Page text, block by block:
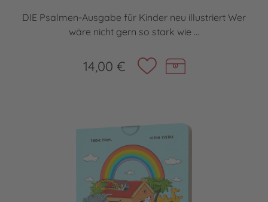
DIE Psalmen-Ausgabe für Kinder neu illustriert Wer
wäre nicht gern so stark wie ...
14,00 €